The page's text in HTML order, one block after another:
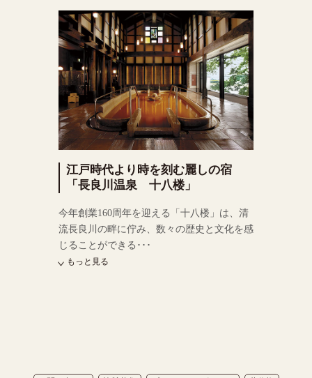
江戸時代より時を刻む麗しの宿
「長良川温泉 十八楼」
今年創業160周年を迎える「十八楼」は、清
流長良川の畔に佇み、数々の歴史と文化を感
じることができる･･･
もっと見る